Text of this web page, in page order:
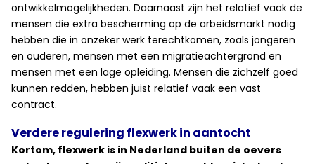
ontwikkelmogelijkheden. Daarnaast zijn het relatief vaak de
mensen die extra bescherming op de arbeidsmarkt nodig
hebben die in onzeker werk terechtkomen, zoals jongeren
en ouderen, mensen met een migratieachtergrond en
mensen met een lage opleiding. Mensen die zichzelf goed
kunnen redden, hebben juist relatief vaak een vast
contract.
Verdere regulering flexwerk in aantocht
Kortom, flexwerk is in Nederland buiten de oevers